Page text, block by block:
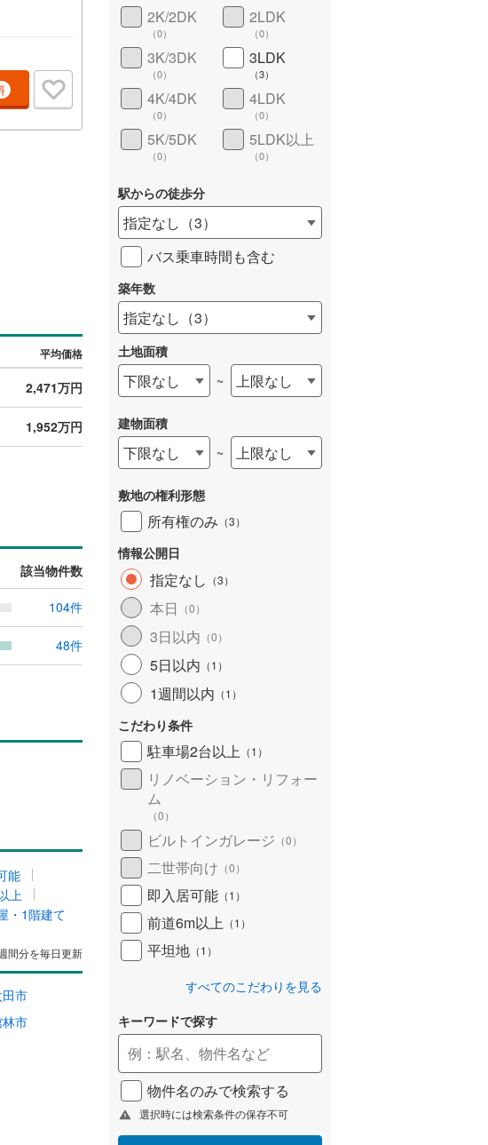
平均価格
2,471万円
1,952万円
該当物件数
104件
48件
能
上
・1階建て
間分を毎日更新
田市
市
2K/2DK
（0）
2LDK
（0）
3K/3DK
（0）
3LDK
（3）
4K/4DK
（0）
4LDK
（0）
5K/5DK
（0）
5LDK以上
（0）
駅からの徒歩分
指定なし （3）
バス乗車時間も含む
築年数
指定なし （3）
土地面積
下限なし ~ 上限なし
建物面積
下限なし ~ 上限なし
敷地の権利形態
所有権のみ （3）
情報公開日
指定なし （3）
本日 （0）
3日以内 （0）
5日以内 （1 ）
1週間以内 （1 ）
こだわり条件
駐車場2台以上 （1 ）
リノベーション・リフォー
ム
（0）
ビルトインガレージ （0）
二世帯向け （0）
即入居可能 （1 ）
前道6m以上 （1 ）
平坦地 （1 ）
すべてのこだわりを見る
キーワードで探す
物件名のみで検索する
選択時には検索条件の保存不可
詳しく見る